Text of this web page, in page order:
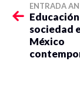
ENTRADA
sociedad
México